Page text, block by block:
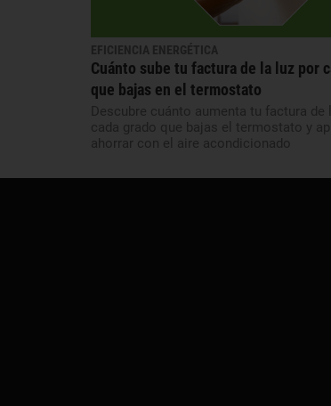
EFICIENCIA ENERGÉTICA
Cuánto sube tu factura de la luz por
que bajas en el termostato
Descubre cuánto aumenta tu factura de
cada grado que bajas el termostato y
ahorrar con el aire acondicionado